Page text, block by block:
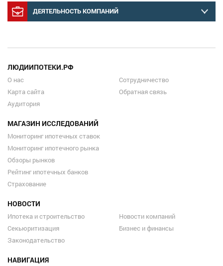
ДЕЯТЕЛЬНОСТЬ КОМПАНИЙ
ЛЮДИИПОТЕКИ.РФ
О нас
Карта сайта
Аудитория
Сотрудничество
Обратная связь
МАГАЗИН ИССЛЕДОВАНИЙ
Мониторинг ипотечных ставок
Мониторинг ипотечного рынка
Обзоры рынков
Рейтинг ипотечных банков
Страхование
НОВОСТИ
Ипотека и строительство
Секьюритизация
Законодательство
Новости компаний
Бизнес и финансы
НАВИГАЦИЯ